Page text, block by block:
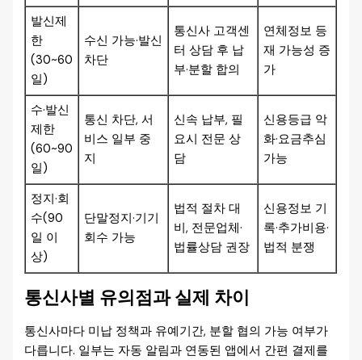
발신제
한
(30~60
일)
수신 가능·발신
차단
통신사 고객센
터 상담 후 납
부·분할 합의
연체정보 등
재 가능성 증
가
수·발신
제한
(60~90
일)
통신 차단, 서
비스 일부 중
지
신속 납부, 필
요시 전문 상
담
신용등급 악
화·요금추심
가능
정지·회
수(90
일 이
상)
단말정지·기기
회수 가능
법적 절차 대
비, 전문업체·
법률상담 권장
신용정보 기
록·추가비용·
법적 분쟁
통신사별 유의점과 실제 차이
통신사마다 미납 정책과 유예기간, 분할 협의 가능 여부가
다릅니다. 일부는 자동 알림과 연동된 앱에서 간편 결제를